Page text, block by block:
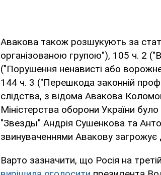
Авакова також розшукують за
організованою групою"), 105 ч. 2
("Порушення ненависті або
144 ч. 3 ("Перешкода законній
слідства, з відома Авакова
Міністерства оборони України
"Звезды" Андрія Сушенкова та
звинуваченнями Авакову загрожує
Варто зазначити, що Росія на